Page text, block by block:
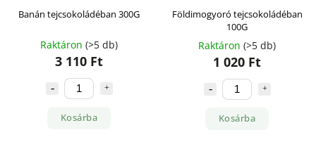
Banán tejcsokoládéban 300G
Raktáron (>5 db)
3 110 Ft
Kosárba
Földimogyoró tejcsokoládéban
100G
Raktáron (>5 db)
1 020 Ft
Kosárba